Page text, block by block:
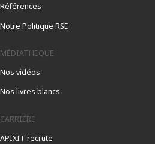
Références
Notre Politique RSE
MÉDIATHEQUE
Nos vidéos
Nos livres blancs
CARRIERE
APIXIT recrute